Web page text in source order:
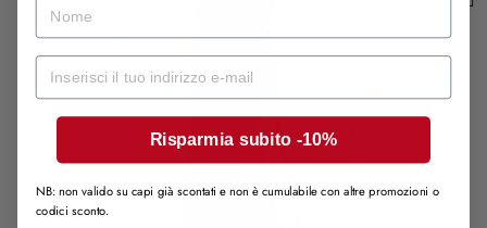
Mail
Risparmia subito -10%
NB: non valido su capi già scontati e non è cumulabile con altre promozioni o
codici sconto.